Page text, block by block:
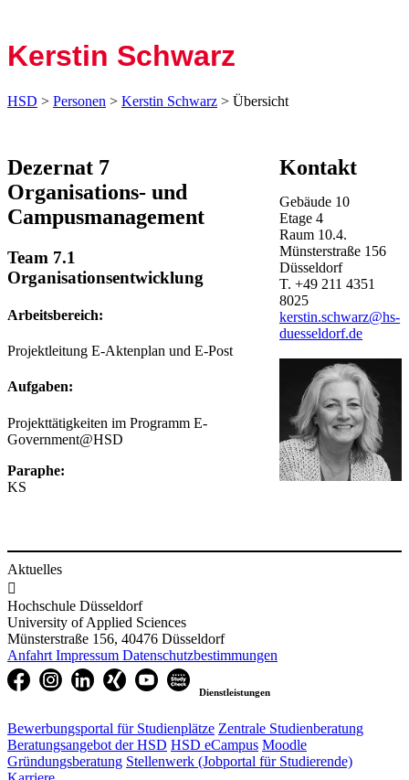
Kerstin Schwarz
HSD > Personen > Kerstin Schwarz > Übersicht
Dezernat 7
Organisations- und
Campusmanagement
Team 7.1
Organisationsentwicklung
Arbeitsbereich:
Projektleitung E-Aktenplan und E-Post
Aufgaben:
Projekttätigkeiten im Programm E-
Government@HSD
Paraphe:
KS
Kontakt
Gebäude 10
Etage4
Raum 10.4.
Münsterstraße 156
Düsseldorf
T.+49 211 4351
8025
kerstin.schwarz@hs-
duesseldorf.de
Aktuelles

Hochschule Düsseldorf
University of Applied Sciences
Münsterstraße 156, 40476 Düsseldorf
Anfahrt Impressum Datenschutzbestimmungen
Dienstleistungen
Bewerbungsportal für Studienplätze Zentrale Studienberatung
Beratungsangebot der HSD HSD eCampus Moodle
Gründungsberatung Stellenwerk (Jobportal für Studierende)